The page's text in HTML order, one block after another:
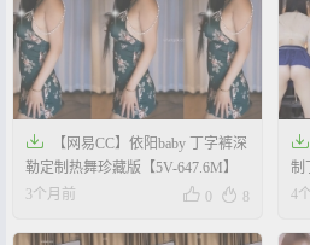

【网易CC】依阳baby 丁字裤深
勒定制热舞珍藏版【5V-647.6M】
3个月前
 0  8

制
4